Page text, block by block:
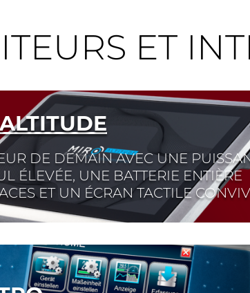
ET
DE DEMAIN AVEC UNE
ÉLEVÉE, UNE BATTERIE ENTIÈRE
ET UN ÉCRAN TACTILE